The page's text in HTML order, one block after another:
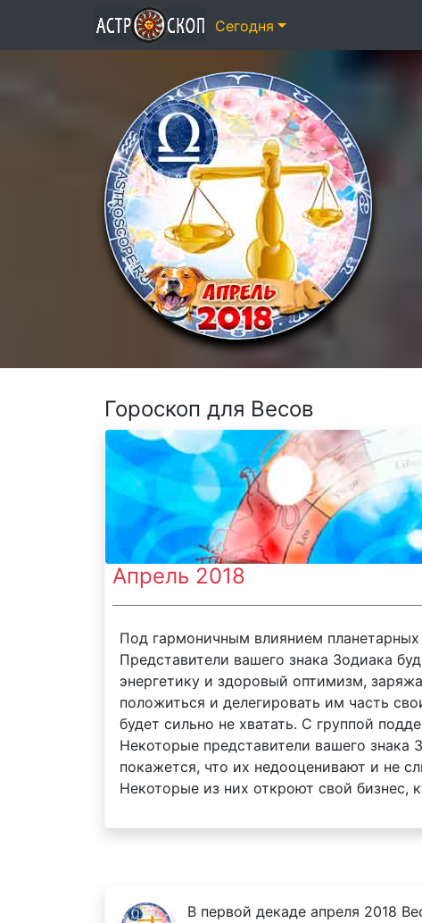
Гороскоп для Весов
Апрель 2018
Под гармоничным влиянием
Представители вашего знака Зодиака
энергетику и здоровый оптимизм,
положиться и делегировать им часть
будет сильно не хватать. С группой
Некоторые представители вашего знака
покажется, что их недооценивают и не
Некоторые из них откроют свой бизнес,
В первой декаде апреля 2018
Сегодня